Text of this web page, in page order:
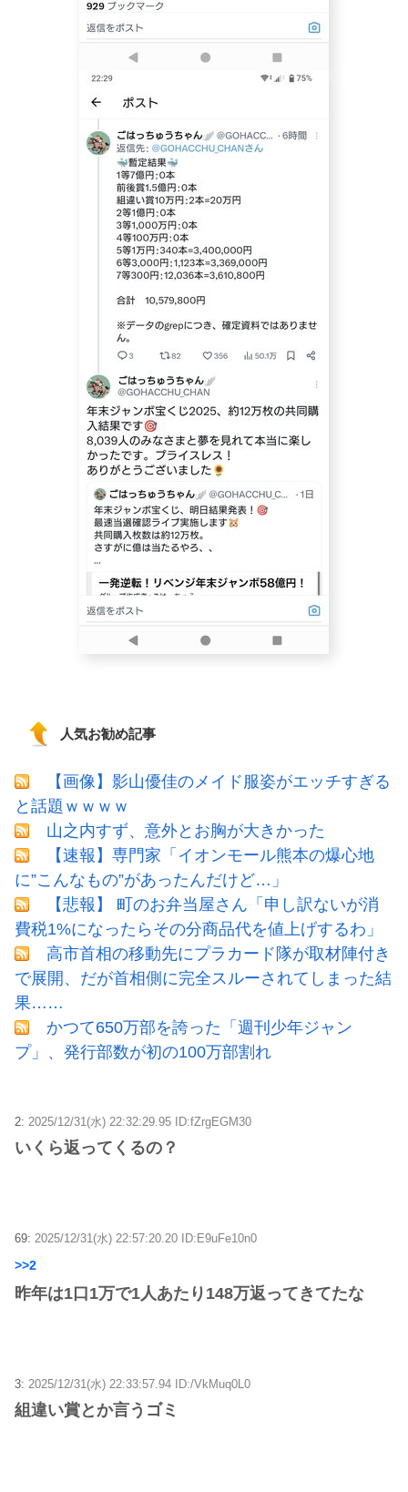
人気お勧め記事
【画像】影山優佳のメイド服姿がエッチすぎる
と話題ｗｗｗｗ
山之内すず、意外とお胸が大きかった
【速報】専門家「イオンモール熊本の爆心地
に”こんなもの”があったんだけど…」
【悲報】 町のお弁当屋さん「申し訳ないが消
費税1%になったらその分商品代を値上げするわ」
高市首相の移動先にプラカード隊が取材陣付き
で展開、だが首相側に完全スルーされてしまった結
果……
かつて650万部を誇った「週刊少年ジャン
プ」、発行部数が初の100万部割れ
2: 2025/12/31(水) 22:32:29.95 ID:fZrgEGM30
いくら返ってくるの？
69: 2025/12/31(水) 22:57:20.20 ID:E9uFe10n0
>>2
昨年は1口1万で1人あたり148万返ってきてたな
3: 2025/12/31(水) 22:33:57.94 ID:/VkMuq0L0
組違い賞とか言うゴミ